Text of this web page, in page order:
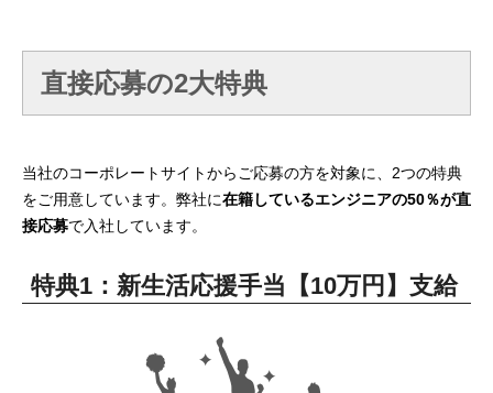
直接応募の2大特典
当社のコーポレートサイトからご応募の方を対象に、2つの特典
をご用意しています。弊社に在籍しているエンジニアの50％が直
接応募で入社しています。
特典1：新生活応援手当【10万円】支給